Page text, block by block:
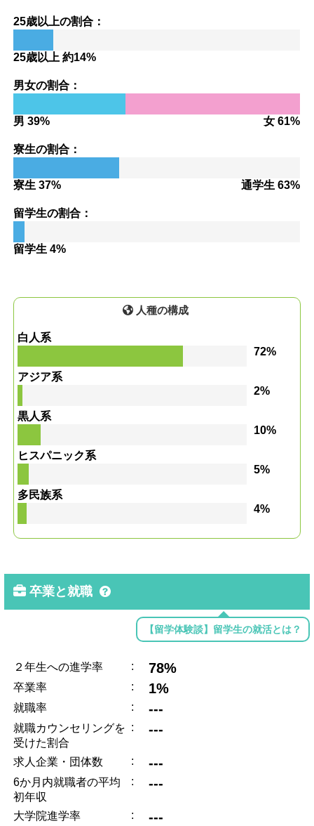
25歳以上の割合：
25歳以上 約14%
男女の割合：
男 39% 女 61%
寮生の割合：
寮生 37% 通学生 63%
留学生の割合：
留学生 4%
人種の構成
白人系
72%
アジア系
2%
黒人系
10%
ヒスパニック系
5%
多民族系
4%
卒業と就職
【留学体験談】留学生の就活とは？
２年生への進学率 : 78%
卒業率 : 1%
就職率 : ---
就職カウンセリングを
受けた割合
: ---
求人企業・団体数 : ---
6か月内就職者の平均
初年収
: ---
大学院進学率 : ---